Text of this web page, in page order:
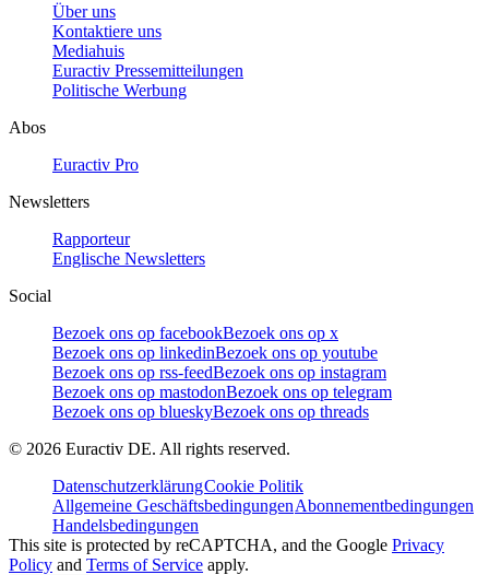
Über uns
Kontaktiere uns
Mediahuis
Euractiv Pressemitteilungen
Politische Werbung
Abos
Euractiv Pro
Newsletters
Rapporteur
Englische Newsletters
Social
Bezoek ons op facebookBezoek ons op x
Bezoek ons op linkedinBezoek ons op youtube
Bezoek ons op rss-feedBezoek ons op instagram
Bezoek ons op mastodonBezoek ons op telegram
Bezoek ons op blueskyBezoek ons op threads
© 2026 Euractiv DE. All rights reserved.
DatenschutzerklärungCookie Politik
Allgemeine GeschäftsbedingungenAbonnementbedingungen
Handelsbedingungen
This site is protected by reCAPTCHA, and the Google Privacy
Policy and Terms of Service apply.